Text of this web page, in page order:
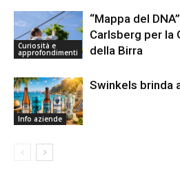
Curiosità e
approfondimenti
“Mappa del
Carlsberg per la
della Birra
Info aziende
Swinkels brinda